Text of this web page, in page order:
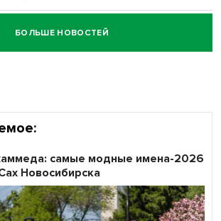
обеспечит
ЕДГ в Новосибирской
БОЛЬШЕ НОВОСТЕЙ
самые модные имена-2026
Новосибирска